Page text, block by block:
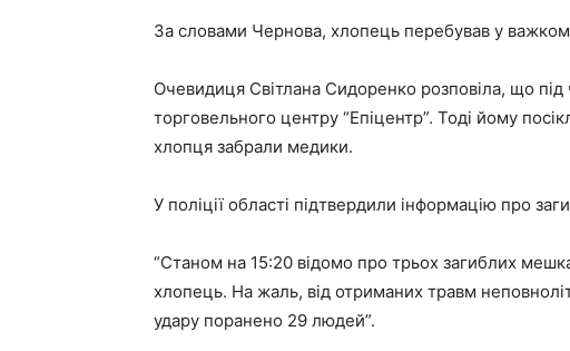
За словами Чернова, хлопець перебував у
Очевидиця Світлана Сидоренко розповіла, що під
торговельного центру “Епіцентр”. Тоді йому
хлопця забрали медики.
У поліції області підтвердили інформацію про
“Станом на 15:20 відомо про трьох загиблих
хлопець. На жаль, від отриманих травм
удару поранено 29 людей”.